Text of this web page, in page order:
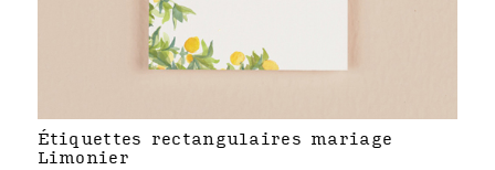
Étiquettes rectangulaires mariage
Limonier